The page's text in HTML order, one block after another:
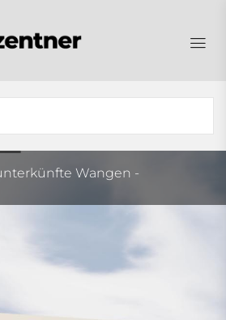
Wangen -